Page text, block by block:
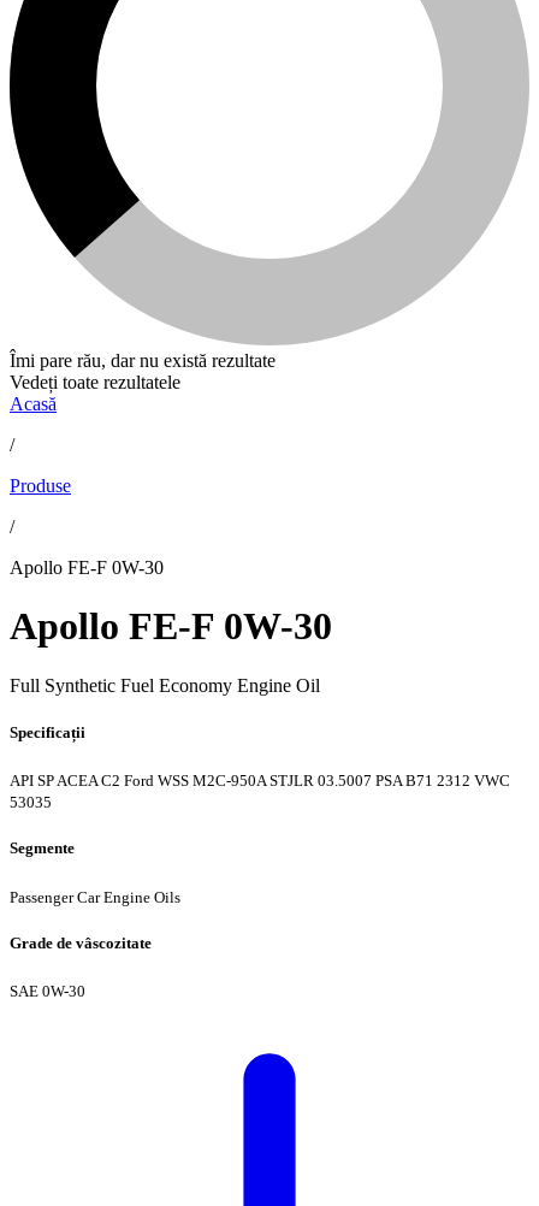
Îmi pare rău, dar nu există rezultate
Vedeți toate rezultatele
Acasă
/
Produse
/
Apollo FE-F 0W-30
Apollo FE-F 0W-30
Full Synthetic Fuel Economy Engine Oil
Specificații
API SPACEA C2 Ford WSS M2C-950ASTJLR 03.5007 PSA B71 2312 VWC
53035
Segmente
Passenger Car Engine Oils
Grade de vâscozitate
SAE 0W-30